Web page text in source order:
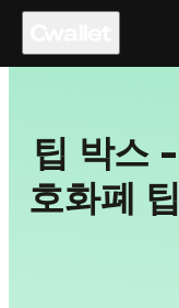
팁 박스
호화폐